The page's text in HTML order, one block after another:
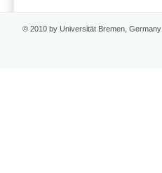
© 2010 by Universität Bremen, Germany